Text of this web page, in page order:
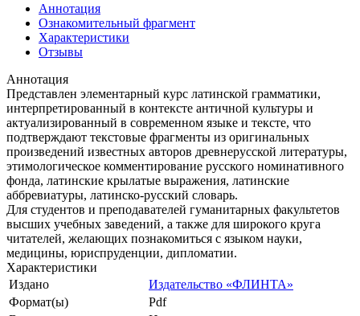
Аннотация
Ознакомительный фрагмент
Характеристики
Отзывы
Аннотация
Представлен элементарный курс латинской грамматики,
интерпретированный в контексте античной культуры и
актуализированный в современном языке и тексте, что
подтверждают текстовые фрагменты из оригинальных
произведений известных авторов древнерусской литературы,
этимологическое комментирование русского номинативного
фонда, латинские крылатые выражения, латинские
аббревиатуры, латинско-русский словарь.
Для студентов и преподавателей гуманитарных факультетов
высших учебных заведений, а также для широкого круга
читателей, желающих познакомиться с языком науки,
медицины, юриспруденции, дипломатии.
Характеристики
Издано
Издательство «ФЛИНТА»
Формат(ы)
Pdf